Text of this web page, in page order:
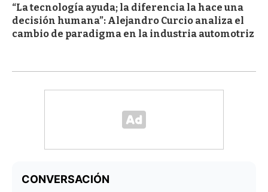
“La tecnología ayuda; la diferencia la hace una
decisión humana”: Alejandro Curcio analiza el
cambio de paradigma en la industria automotriz